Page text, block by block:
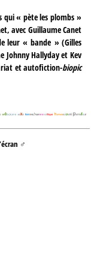
qui « pète les plombs »
avec Guillaume Canet
leur « bande » (Gilles
Johnny Hallyday et Kev
et autofiction-biopic
♂